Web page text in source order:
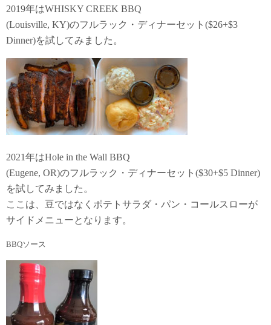
2019年はWHISKY CREEK BBQ
(Louisville, KY)のフルラック・ディナーセット($26+$3
Dinner)を試してみました。
2021年はHole in the Wall BBQ
(Eugene, OR)のフルラック・ディナーセット($30+$5 Dinner)
を試してみました。
ここは、豆ではなくポテトサラダ・パン・コールスローが
サイドメニューとなります。
BBQソース